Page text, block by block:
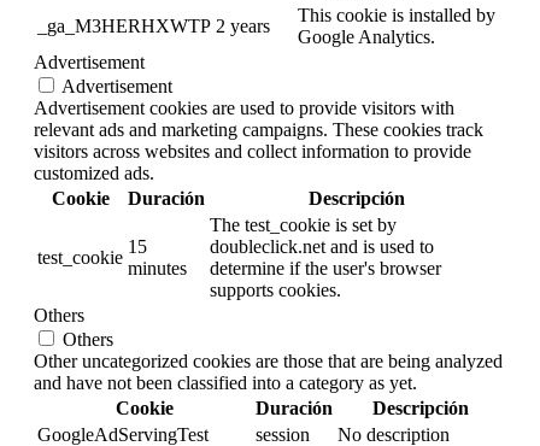
_ga_M3HERHXWTP 2 years
This cookie is installed by
Google Analytics.
Advertisement
Advertisement
Advertisement cookies are used to provide visitors with
relevant ads and marketing campaigns. These cookies track
visitors across websites and collect information to provide
customized ads.
Cookie
Duración Descripción
test_cookie
15
minutes
The test_cookie is set by
doubleclick.net and is used to
determine if the user's browser
supports cookies.
Others
Others
Other uncategorized cookies are those that are being analyzed
and have not been classified into a category as yet.
Cookie
Duración
Descripción
GoogleAdServingTest
session
No description